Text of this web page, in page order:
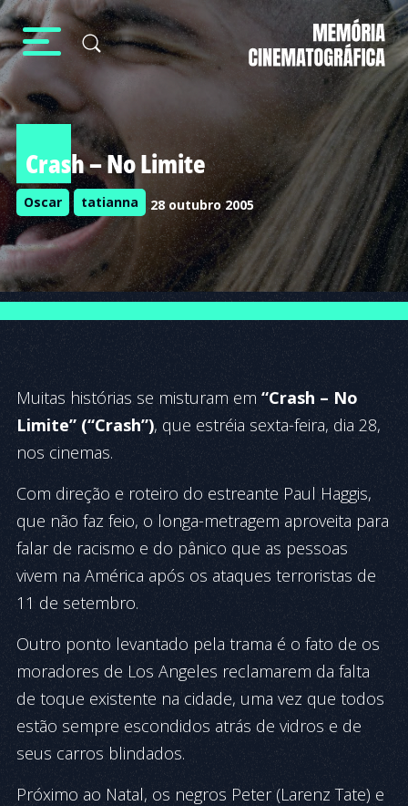
Crash – No Limite
Oscar tatianna 28 outubro 2005
Muitas histórias se misturam em “Crash – No
Limite” (“Crash”), que estréia sexta-feira, dia 28,
nos cinemas.
Com direção e roteiro do estreante Paul Haggis,
que não faz feio, o longa-metragem aproveita para
falar de racismo e do pânico que as pessoas
vivem na América após os ataques terroristas de
11 de setembro.
Outro ponto levantado pela trama é o fato de os
moradores de Los Angeles reclamarem da falta
de toque existente na cidade, uma vez que todos
estão sempre escondidos atrás de vidros e de
seus carros blindados.
Próximo ao Natal, os negros Peter (Larenz Tate) e